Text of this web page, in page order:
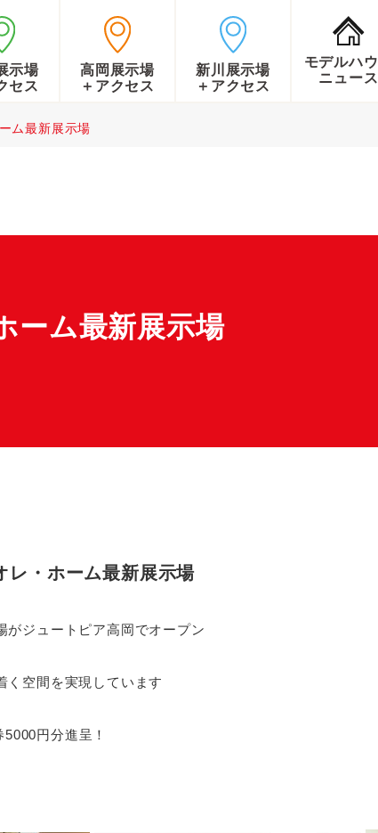
示場
セス
高岡展示場
＋アクセス
新川展示場
＋アクセス
モデルハ
ニュース
ム最新展示場
ーム最新展示場
レ・ホーム最新展示場
がジュートピア高岡でオープン
く空間を実現しています
円分進呈！